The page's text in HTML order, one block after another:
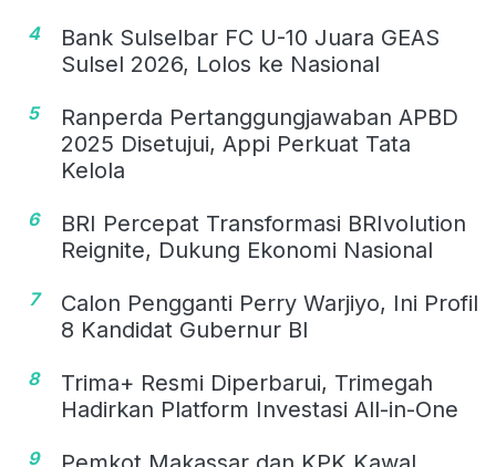
4
Bank Sulselbar FC U-10 Juara GEAS
Sulsel 2026, Lolos ke Nasional
5
Ranperda Pertanggungjawaban APBD
2025 Disetujui, Appi Perkuat Tata
Kelola
6
BRI Percepat Transformasi BRIvolution
Reignite, Dukung Ekonomi Nasional
7
Calon Pengganti Perry Warjiyo, Ini Profil
8 Kandidat Gubernur BI
8
Trima+ Resmi Diperbarui, Trimegah
Hadirkan Platform Investasi All-in-One
9